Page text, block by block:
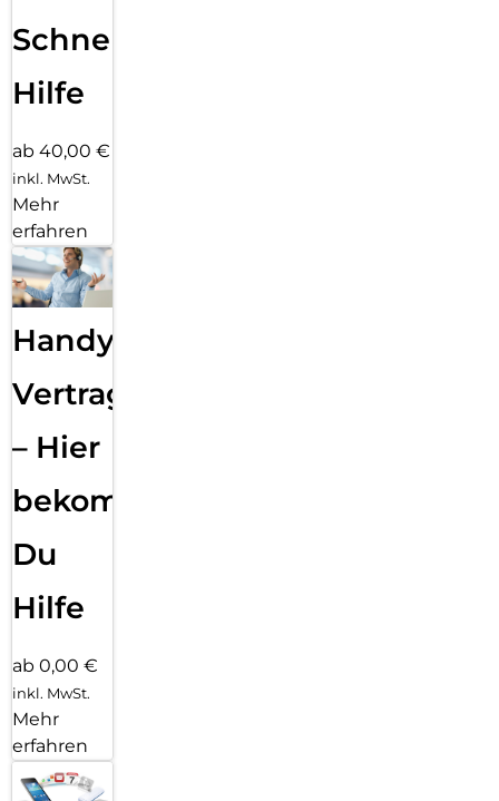
Schnelle
Hilfe
ab 40,00 €
inkl. MwSt.
Mehr
erfahren
Handy
Vertragsabwicklung
– Hier
bekommst
Du
Hilfe
ab 0,00 €
inkl. MwSt.
Mehr
erfahren